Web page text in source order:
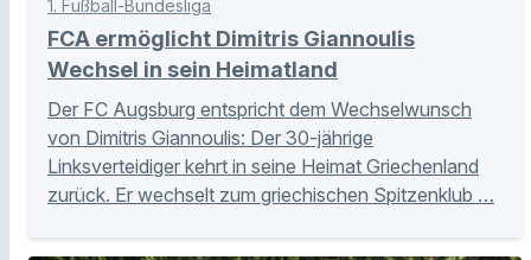
1. Fußball-Bundesliga
FCA ermöglicht Dimitris Giannoulis
Wechsel in sein Heimatland
Der FC Augsburg entspricht dem Wechselwunsch
von Dimitris Giannoulis: Der 30-jährige
Linksverteidiger kehrt in seine Heimat Griechenland
zurück. Er wechselt zum griechischen Spitzenklub …